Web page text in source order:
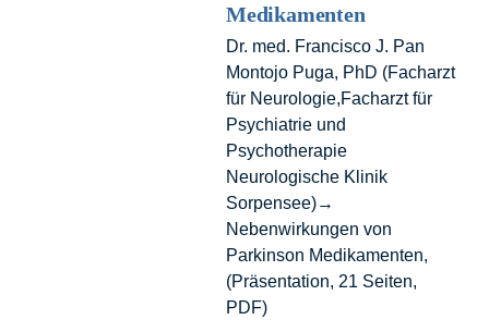
Medikamenten
Dr. med. Francisco J. Pan
Montojo Puga, PhD (Facharzt
für Neurologie,Facharzt für
Psychiatrie und
Psychotherapie
Neurologische Klinik
Sorpensee)→
Nebenwirkungen von
Parkinson Medikamenten,
(Präsentation, 21 Seiten,
PDF)